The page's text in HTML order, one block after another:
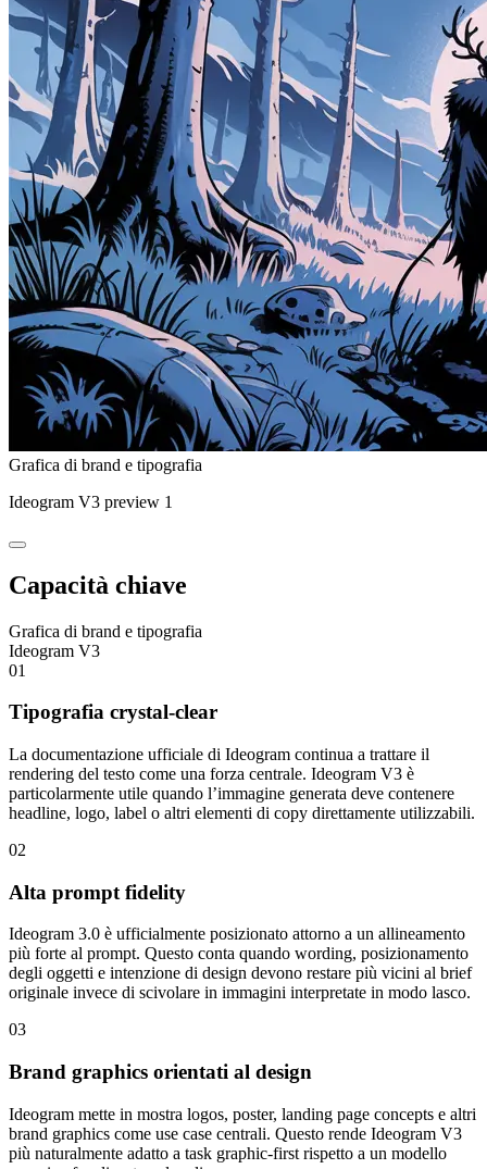
Grafica di brand e tipografia
Ideogram V3 preview 1
Capacità chiave
Grafica di brand e tipografia
Ideogram V3
01
Tipografia crystal-clear
La documentazione ufficiale di Ideogram continua a trattare il
rendering del testo come una forza centrale. Ideogram V3 è
particolarmente utile quando l’immagine generata deve contenere
headline, logo, label o altri elementi di copy direttamente utilizzabili.
02
Alta prompt fidelity
Ideogram 3.0 è ufficialmente posizionato attorno a un allineamento
più forte al prompt. Questo conta quando wording, posizionamento
degli oggetti e intenzione di design devono restare più vicini al brief
originale invece di scivolare in immagini interpretate in modo lasco.
03
Brand graphics orientati al design
Ideogram mette in mostra logos, poster, landing page concepts e altri
brand graphics come use case centrali. Questo rende Ideogram V3
più naturalmente adatto a task graphic-first rispetto a un modello